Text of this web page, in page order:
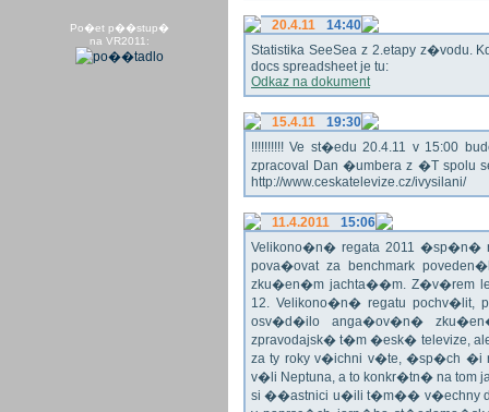
Po�et p��stup�
na VR2011:
20.4.11
14:40
Statistika SeeSea z 2.etapy z�vodu.
docs spreadsheet je tu:
Odkaz na dokument
15.4.11
19:30
!!!!!!!!!! Ve st�edu 20.4.11 v 15:00
zpracoval Dan �umbera z �T spolu
http://www.ceskatelevize.cz/ivysilani/
11.4.2011
15:06
Velikono�n� regata 2011 �sp�n�
pova�ovat za benchmark
zku�en�m jachta��m. Z�v�rem
12. Velikono�n� regatu
osv�d�ilo anga�ov�n�
zpravodajsk� t�m �esk� televize,
za ty roky v�ichni v�te, �sp�ch
v�li Neptuna, a to konkr�tn� na tom
si ��astnici u�ili t�m�� v�echny